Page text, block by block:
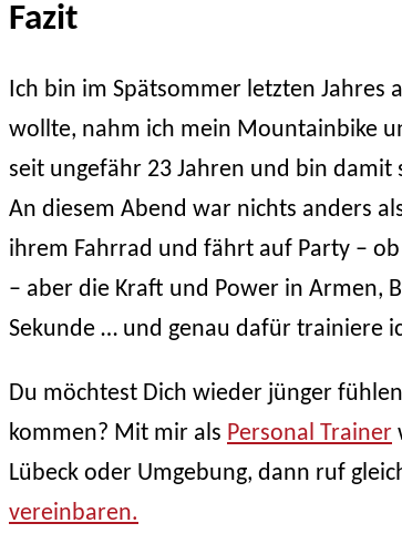
Fazit
Ich bin im Spätsommer letzten
wollte, nahm ich mein Mountainbike
seit ungefähr 23 Jahren und bin damit
An diesem Abend war nichts anders
ihrem Fahrrad und fährt auf Party –
– aber die Kraft und Power in Armen,
Sekunde … und genau dafür trainiere
Du möchtest Dich wieder jünger
kommen? Mit mir als Personal Trainer
Lübeck oder Umgebung, dann ruf
vereinbaren.